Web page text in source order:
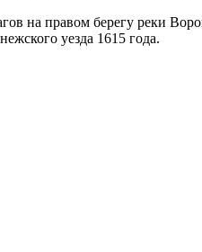
на правом берегу реки
уезда 1615 года.